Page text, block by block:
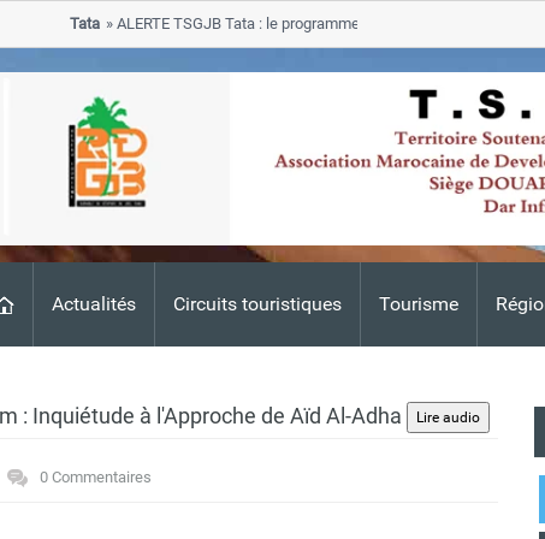
Actualités Circuits touristiques Tourisme
ALERTE TSGJB Tata : le programme de rehabilitation post-
progresse dans les zones sinistrees
: Inquiétude à l'Approche de Aïd Al-Adha
0 Commentaires